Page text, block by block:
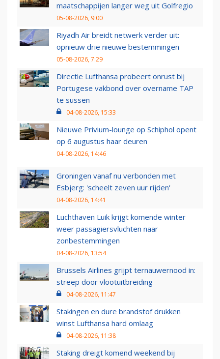
maatschappijen langer weg uit Golfregio
05-08-2026, 9:00
Riyadh Air breidt netwerk verder uit:
opnieuw drie nieuwe bestemmingen
05-08-2026, 7:29
Directie Lufthansa probeert onrust bij
Portugese vakbond over overname TAP
te sussen
04-08-2026, 15:33
Nieuwe Privium-lounge op Schiphol opent
op 6 augustus haar deuren
04-08-2026, 14:46
Groningen vanaf nu verbonden met
Esbjerg: 'scheelt zeven uur rijden'
04-08-2026, 14:41
Luchthaven Luik krijgt komende winter
weer passagiersvluchten naar
zonbestemmingen
04-08-2026, 13:54
Brussels Airlines grijpt ternauwernood in:
streep door vlootuitbreiding
04-08-2026, 11:47
Stakingen en dure brandstof drukken
winst Lufthansa hard omlaag
04-08-2026, 11:38
Staking dreigt komend weekend bij